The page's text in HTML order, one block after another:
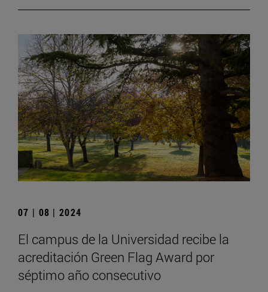
07 | 08 | 2024
El campus de la Universidad recibe la
acreditación Green Flag Award por
séptimo año consecutivo